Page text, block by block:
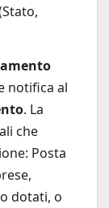
notifica al
. La
che
Posta
dotati, o